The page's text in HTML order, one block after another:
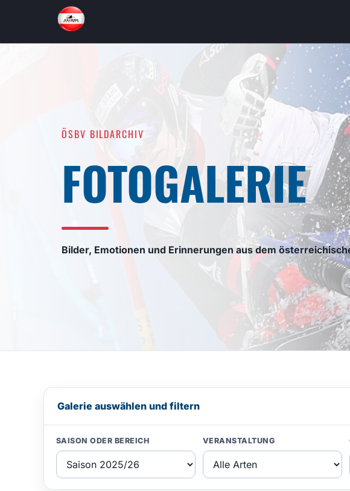
ÖSBV BILDARCHIV
FOTOGALERIE
Bilder, Emotionen und Erinnerungen aus dem
Galerie auswählen und filtern
SAISON ODER BEREICH VERANSTALTUNG